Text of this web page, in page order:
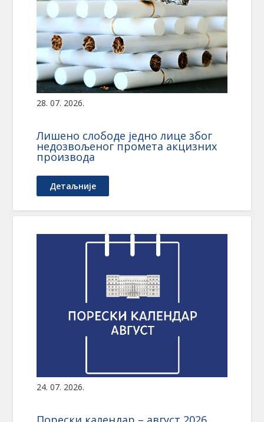
28. 07. 2026.
Лишено слободе једно лице због
недозвољеног промета акцизних
производа
Детаљније
24. 07. 2026.